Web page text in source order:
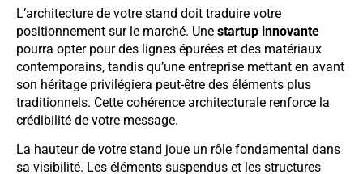
L’architecture de votre stand doit traduire votre
positionnement sur le marché. Une startup innovante
pourra opter pour des lignes épurées et des matériaux
contemporains, tandis qu’une entreprise mettant en avant
son héritage privilégiera peut-être des éléments plus
traditionnels. Cette cohérence architecturale renforce la
crédibilité de votre message.
La hauteur de votre stand joue un rôle fondamental dans
sa visibilité. Les éléments suspendus et les structures